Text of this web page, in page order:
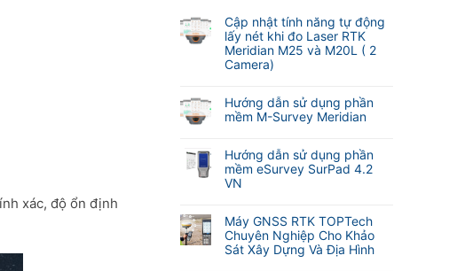
xác, độ ổn định
Cập nhật tính năng tự động
lấy nét khi đo Laser RTK
Meridian M25 và M20L ( 2
Camera)
có
bình
luận
Cập
nhật
tính
động
lấy
nét
Hướng dẫn sử dụng phần
mềm M-Survey Meridian
có
bình
luận
ở
dẫn
sử
dụng
Hướng dẫn sử dụng phần
mềm eSurvey SurPad 4.2
VN
có
bình
luận
ở
Máy GNSS RTK TOPTech
Chuyên Nghiệp Cho Khảo
Sát Xây Dựng Và Địa Hình